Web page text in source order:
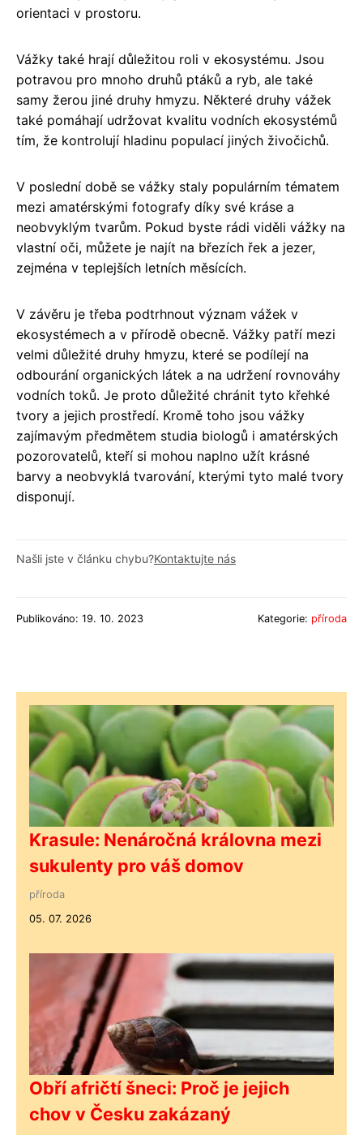
orientaci v prostoru.
Vážky také hrají důležitou roli v ekosystému. Jsou
potravou pro mnoho druhů ptáků a ryb, ale také
samy žerou jiné druhy hmyzu. Některé druhy vážek
také pomáhají udržovat kvalitu vodních ekosystémů
tím, že kontrolují hladinu populací jiných živočichů.
V poslední době se vážky staly populárním tématem
mezi amatérskými fotografy díky své kráse a
neobvyklým tvarům. Pokud byste rádi viděli vážky na
vlastní oči, můžete je najít na březích řek a jezer,
zejména v teplejších letních měsících.
V závěru je třeba podtrhnout význam vážek v
ekosystémech a v přírodě obecně. Vážky patří mezi
velmi důležité druhy hmyzu, které se podílejí na
odbourání organických látek a na udržení rovnováhy
vodních toků. Je proto důležité chránit tyto křehké
tvory a jejich prostředí. Kromě toho jsou vážky
zajímavým předmětem studia biologů i amatérských
pozorovatelů, kteří si mohou naplno užít krásné
barvy a neobvyklá tvarování, kterými tyto malé tvory
disponují.
Našli jste v článku chybu?Kontaktujte nás
Publikováno: 19. 10. 2023 Kategorie: příroda
Krasule: Nenáročná královna mezi
sukulenty pro váš domov
příroda
05. 07. 2026
Obří afričtí šneci: Proč je jejich
chov v Česku zakázaný